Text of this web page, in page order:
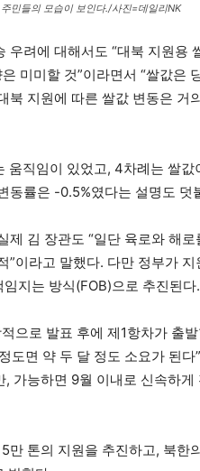
민들의 모습이 보인다./사진=데일리NK
려에 대해서도 “대북 지원용
미미할 것”이라면서 “쌀값은
지원에 따른 쌀값 변동은 거
직임이 있었고, 4차례는 쌀값
동률은 -0.5%였다는 설명도 덧
김 장관도 “일단 육로와 해로
이라고 말했다. 다만 정부가 지
지는 방식(FOB)으로 추진된다.
으로 발표 후에 제1항차가 출
면 약 두 달 정도 소요가 된다
가능하면 9월 이내로 신속하게
만 톤의 지원을 추진하고, 북한